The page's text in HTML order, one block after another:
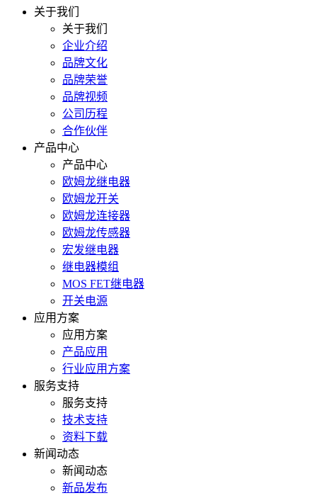
关于我们
关于我们
企业介绍
品牌文化
品牌荣誉
品牌视频
公司历程
合作伙伴
产品中心
产品中心
欧姆龙继电器
欧姆龙开关
欧姆龙连接器
欧姆龙传感器
宏发继电器
继电器模组
MOS FET继电器
开关电源
应用方案
应用方案
产品应用
行业应用方案
服务支持
服务支持
技术支持
资料下载
新闻动态
新闻动态
新品发布